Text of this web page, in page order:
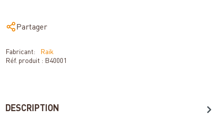
Partager
Fabricant:
Raik
Réf. produit : B40001
DESCRIPTION